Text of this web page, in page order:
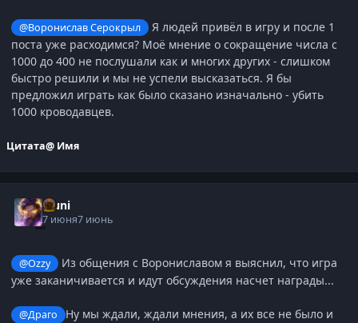
@Воронислав Серокрыл
Я людей привёл в игру и после 1
поста уже расходимся? Моё мнение о сокращение числа с
1000 до 400 не послушали как и многих других - слишком
быстро решили и мы не успели высказаться. Я бы
предложил играть как было сказано изначально - убить
1000 кроводавцев.
Цитата@ Имя
Muni
7 июня7 июнь
@Ozzy
Из общения с Ворониславом я выяснил, что игра
уже заканичивается и идут обсуждения насчет награды...
@Драго
Ну мы ждали, ждали мнения, а их все не было и